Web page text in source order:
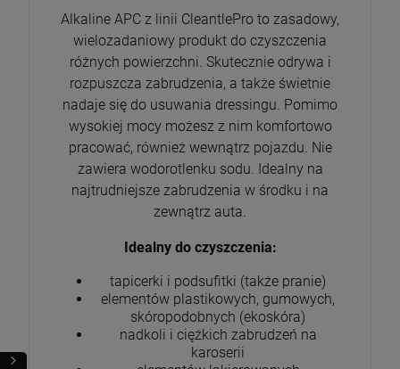
Cleantle Inspire 15ml Powłoka ochronna
90,99 zł
Cena regularna:129,99 zł
Najniższa cena:80,59 zł
POWIADOM O DOSTĘPNOŚCI
K2 Trixon Pro - szczotka do czyszczenia
opon i nadkoli
19,90 zł
szt.
DO KOSZYKA
WaxPro Premium Black Microfiber 40x40cm
360G/m2 Mikrofibra czarna
6,90 zł
szt.
DO KOSZYKA
Alkaline APC z linii CleantlePro to zasadowy,
wielozadaniowy produkt do czyszczenia
różnych powierzchni. Skutecznie odrywa i
rozpuszcza zabrudzenia, a także świetnie
nadaje się do usuwania dressingu. Pomimo
wysokiej mocy możesz z nim komfortowo
pracować, również wewnątrz pojazdu. Nie
zawiera wodorotlenku sodu. Idealny na
najtrudniejsze zabrudzenia w środku i na
zewnątrz auta.
Idealny do czyszczenia:
tapicerki i podsufitki (także pranie)
elementów plastikowych, gumowych,
skóropodobnych (ekoskóra)
nadkoli i ciężkich zabrudzeń na
karoserii